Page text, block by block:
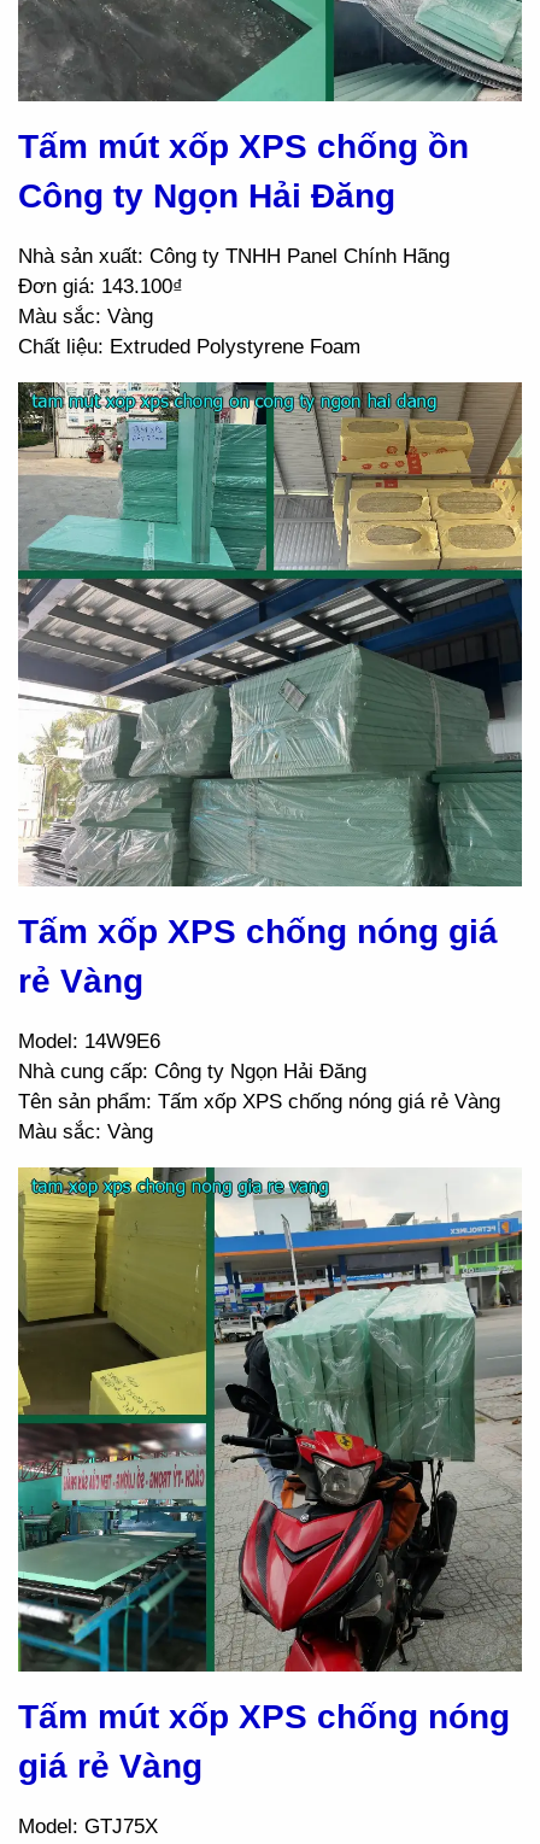
Tấm mút xốp XPS chống ồn
Công ty Ngọn Hải Đăng
Nhà sản xuất: Công ty TNHH Panel Chính Hãng
Đơn giá: 143.100₫
Màu sắc: Vàng
Chất liệu: Extruded Polystyrene Foam
Tấm xốp XPS chống nóng giá
rẻ Vàng
Model: 14W9E6
Nhà cung cấp: Công ty Ngọn Hải Đăng
Tên sản phẩm: Tấm xốp XPS chống nóng giá rẻ Vàng
Màu sắc: Vàng
Tấm mút xốp XPS chống nóng
giá rẻ Vàng
Model: GTJ75X